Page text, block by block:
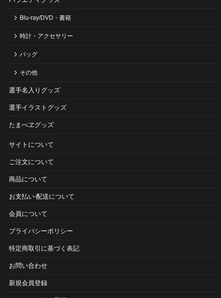
Blu-ray/DVD・書籍
時計・アクセサリー
バッグ
その他
選手名入りグッズ
選手イラストグッズ
たまべヱグッズ
サイトについて
ご注⽂について
商品について
お⽀払い‧配送について
会員について
プライバシーポリシー
特定商取引に基づく表記
お問い合わせ
新規会員登録